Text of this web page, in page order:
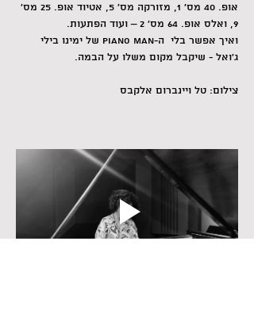
אופ. 40 מס’ 1, מזורקה מס’ 5, אטיוד אופ. 25 מס’
9, ואלס אופ. 64 מס’ 2 – ועוד הפתעות.
ואיך אפשר בלי  ה-Piano Man של ימינו בילי
ג’ואל - שיקבל מקום משלו על הבמה.
צילום: טל ויינברום אלקבס